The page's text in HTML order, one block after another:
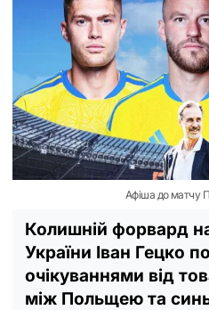
Афіша до матчу
Колишній форвард
України Іван Гецко
очікуваннями від
між Польщею та